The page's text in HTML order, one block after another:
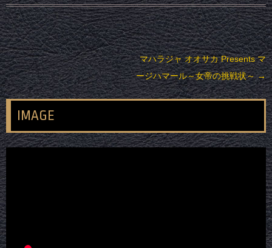
投稿ナビゲーション
マハラジャ オオサカ Presents マ
ージハマール～女帝の挑戦状～→
IMAGE